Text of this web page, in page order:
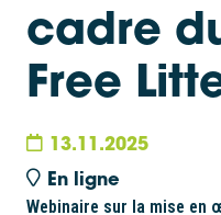
cadre
Free
13.11.2025
En ligne
Webinaire sur la mise en